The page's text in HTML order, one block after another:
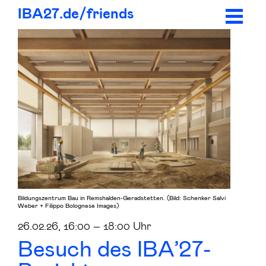
IBA27.de/friends
26.02.26, 16:00 – 18:00 Uhr
Besuch des IBA’27-
Bildungszentrum Bau in Remshalden-Geradstetten. (Bild: Schenker Salvi
Weber + Filippo Bolognese Images)